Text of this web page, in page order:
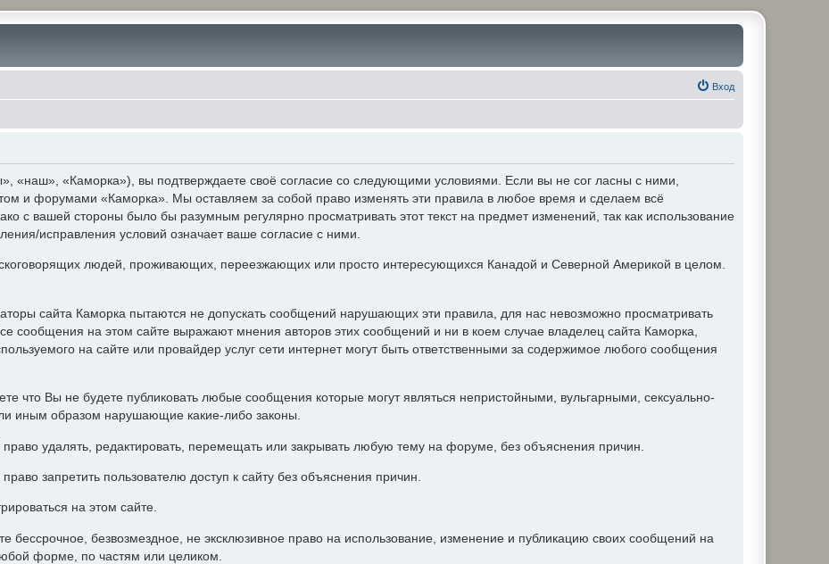
Вход
«наш», «Каморка»), вы подтверждаете своё согласие со следующими условиями. Если вы не сог ласны с ними,
и форумами «Каморка». Мы оставляем за собой право изменять эти правила в любое время и сделаем всё
с вашей стороны было бы разумным регулярно просматривать этот текст на предмет изменений, так как использование
исправления условий означает ваше согласие с ними.
людей, проживающих, переезжающих или просто интересующихся Канадой и Северной Америкой в целом.
сайта Каморка пытаются не допускать сообщений нарушающих эти правила, для нас невозможно просматривать
сообщения на этом сайте выражают мнения авторов этих сообщений и ни в коем случае владелец сайта Каморка,
на сайте или провайдер услуг сети интернет могут быть ответственными за содержимое любого сообщения
что Вы не будете публиковать любые сообщения которые могут являться непристойными, вульгарными, сексуально-
иным образом нарушающие какие-либо законы.
удалять, редактировать, перемещать или закрывать любую тему на форуме, без объяснения причин.
запретить пользователю доступ к сайту без объяснения причин.
на этом сайте.
бессрочное, безвозмездное, не эксклюзивное право на использование, изменение и публикацию своих сообщений на
форме, по частям или целиком.